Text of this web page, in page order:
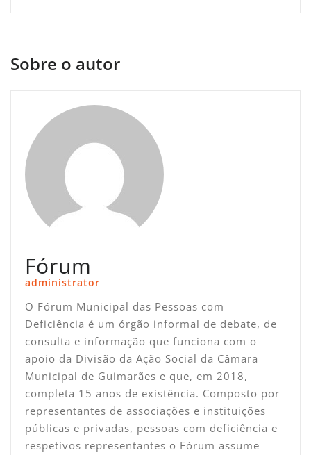
Sobre o autor
Fórum
administrator
O Fórum Municipal das Pessoas com
Deficiência é um órgão informal de debate, de
consulta e informação que funciona com o
apoio da Divisão da Ação Social da Câmara
Municipal de Guimarães e que, em 2018,
completa 15 anos de existência. Composto por
representantes de associações e instituições
públicas e privadas, pessoas com deficiência e
respetivos representantes o Fórum assume